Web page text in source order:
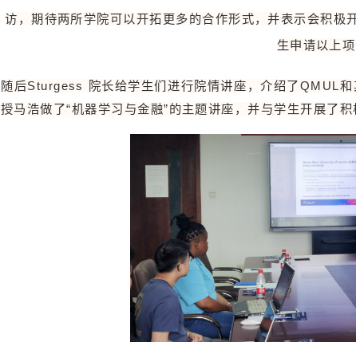
访，期待两所学院可以开拓更多的合作形式，并表示会积极
生申请以上项
随后Sturgess 院长给学生们进行院情讲座，介绍了QMUL
授马浩做了“机器学习与金融”的主题讲座，并与学生开展了积